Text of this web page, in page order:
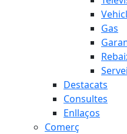
Gas
Destacats
Consultes
Enllaços
Comerç